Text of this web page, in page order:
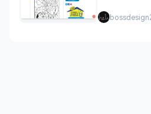
bossdesign